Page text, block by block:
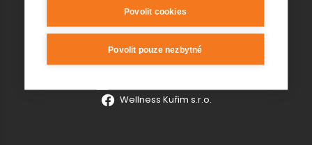
KONTAKT AQUAPARK
+420 541 420 240
Wellness Kuřim s.r.o.
Povolit cookies
Povolit pouze nezbytné